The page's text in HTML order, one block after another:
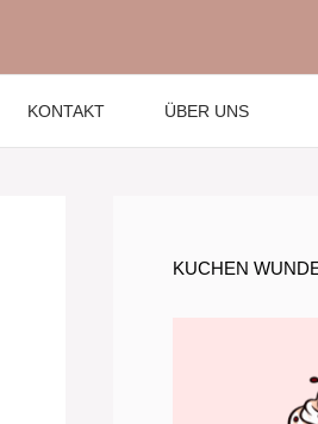
KONTAKT ÜBER UNS
KUCHEN